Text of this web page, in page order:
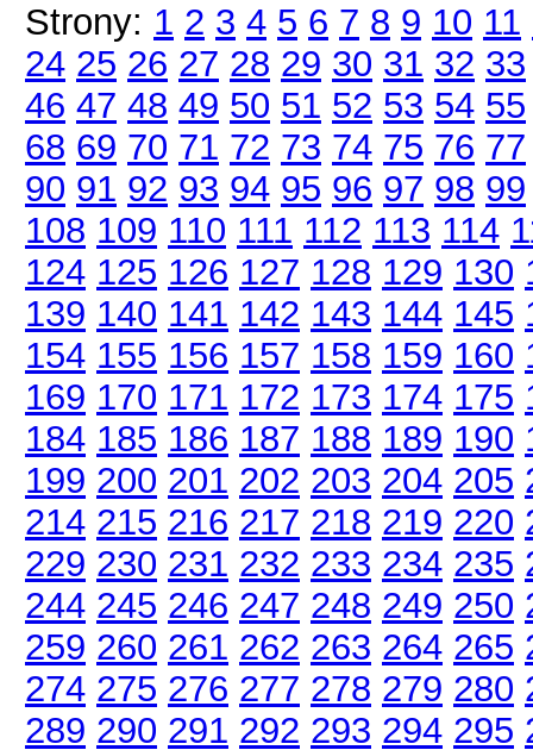
Strony: 1 2 3 4 5 6 7 8 9 10 11
24 25 26 27 28 29 30 31 32 33
46 47 48 49 50 51 52 53 54 55
68 69 70 71 72 73 74 75 76 77
90 91 92 93 94 95 96 97 98 99
108 109 110 111 112 113 114
124 125 126 127 128 129 130
139 140 141 142 143 144 145
154 155 156 157 158 159 160
169 170 171 172 173 174 175
184 185 186 187 188 189 190
199 200 201 202 203 204 205
214 215 216 217 218 219 220
229 230 231 232 233 234 235
244 245 246 247 248 249 250
259 260 261 262 263 264 265
274 275 276 277 278 279 280
289 290 291 292 293 294 295